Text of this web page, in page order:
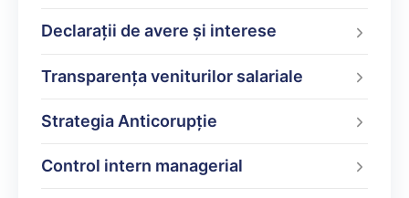
Declarații de avere şi interese
Transparența veniturilor salariale
Strategia Anticorupție
Control intern managerial